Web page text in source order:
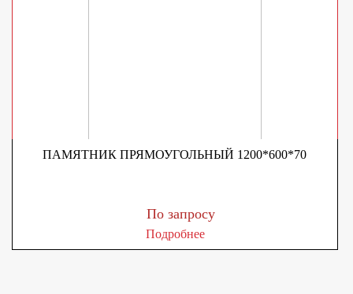
ПАМЯТНИК ПРЯМОУГОЛЬНЫЙ 1200*600*70
По запросу
Подробнее